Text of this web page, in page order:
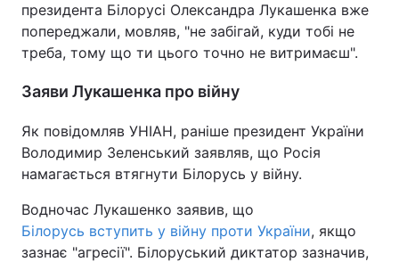
президента Білорусі Олександра Лукашенка вже
попереджали, мовляв, "не забігай, куди тобі не
треба, тому що ти цього точно не витримаєш".
Заяви Лукашенка про війну
Як повідомляв УНІАН, раніше президент України
Володимир Зеленський заявляв, що Росія
намагається втягнути Білорусь у війну.
Водночас Лукашенко заявив, що
Білорусь вступить у війну проти України, якщо
зазнає "агресії". Білоруський диктатор зазначив,